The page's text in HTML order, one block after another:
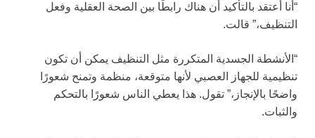
“أنا أعتقد بالتأكيد أن هناك رابطًا بين الصحة العقلية وفعل
التنظيف،” قالت.
“الأنشطة الجسدية المتكررة مثل التنظيف يمكن أن تكون
تنظيمية للجهاز العصبي لأنها متوقعة، منظمة وتمنح شعورًا
واضحًا بالإنجاز،” تقول. هذا يعطي الناس شعورًا بالتحكم
والثبات.